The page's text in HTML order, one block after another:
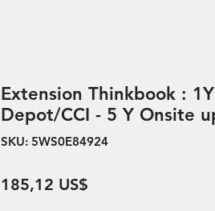
Extension Thinkbook : 1Y
Depot/CCI - 5 Y Onsite
SKU: 5WS0E84924
185,12 US$